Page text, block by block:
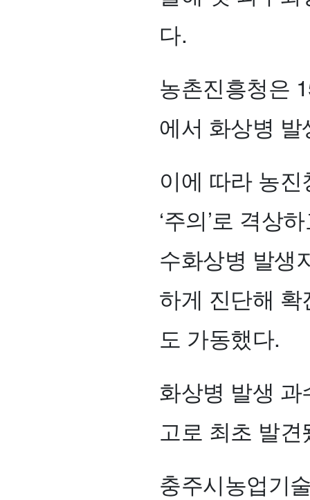
다.
농촌진흥청은
에서 화상병
이에 따라 농진
‘주의’로 격상
수화상병 발생
하게 진단해
도 가동했다.
화상병 발생
고로 최초 발
충주시농업기